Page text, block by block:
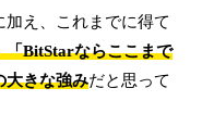
え、これまでに得て
「BitStarならここまで
大きな強みだと思って